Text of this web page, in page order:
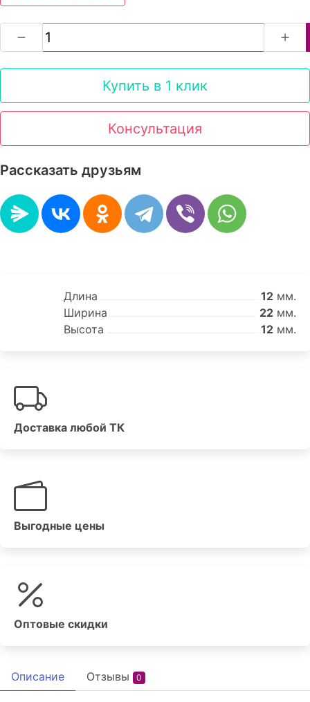
Купить в 1 клик
Консультация
Рассказать друзьям
Длина 12 мм.
Ширина
22 мм.
Высота
12 мм.
Доставка любой ТК
Выгодные цены
Оптовые скидки
Описание Отзывы 0